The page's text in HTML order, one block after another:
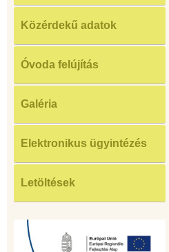
Közérdekű adatok
Óvoda felújítás
Galéria
Elektronikus ügyintézés
Letöltések